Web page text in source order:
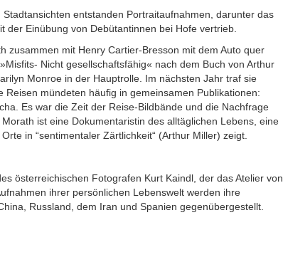
entstanden Portraitaufnahmen, darunter das
Einübung von Debütantinnen bei Hofe vertrieb.
zusammen mit Henry Cartier-Bresson mit dem Auto quer
Nicht gesellschaftsfähig« nach dem Buch von Arthur
Monroe in der Hauptrolle. Im nächsten Jahr traf sie
mündeten häufig in gemeinsamen Publikationen:
Es war die Zeit der Reise-Bildbände und die Nachfrage
ist eine Dokumentaristin des alltäglichen Lebens, eine
in “sentimentaler Zärtlichkeit“ (Arthur Miller) zeigt.
österreichischen Fotografen Kurt Kaindl, der das Atelier von
ihrer persönlichen Lebenswelt werden ihre
Russland, dem Iran und Spanien gegenübergestellt.